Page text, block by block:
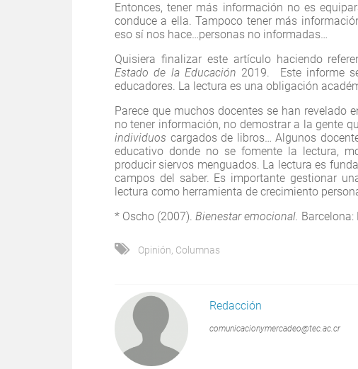
Entonces, tener más información no es
conduce a ella. Tampoco tener más
eso sí nos hace…personas no informadas…
Quisiera finalizar este artículo haciendo
Estado de la Educación 2019. Este informe
educadores. La lectura es una obligación
Parece que muchos docentes se han revelado
no tener información, no demostrar a la gente
individuos cargados de libros… Algunos
educativo donde no se fomente la lectura,
producir siervos menguados. La lectura es
campos del saber. Es importante gestionar
lectura como herramienta de crecimiento
* Oscho (2007). Bienestar emocional.
Opinión, Columnas
Redacción
comunicacionymercadeo@tec.ac.cr